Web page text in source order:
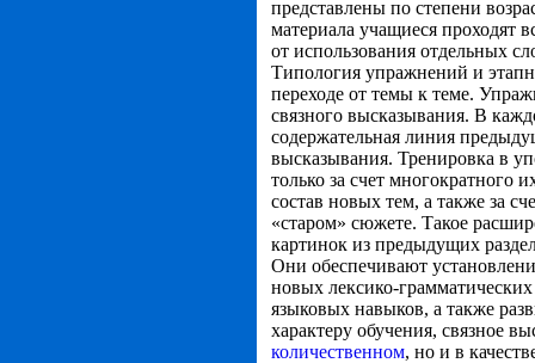
представлены по степени
материала учащиеся проходят
от использования отдельных
Типология упражнений и
переходе от темы к теме.
связного высказывания. В
содержательная линия
высказывания. Тренировка в
только за счет многократного
состав новых тем, а также за
«старом» сюжете. Такое
картинок из предыдущих
Они обеспечивают
новых лексико-
языковых навыков, а также
характеру обучения, связное
количественном, но и в